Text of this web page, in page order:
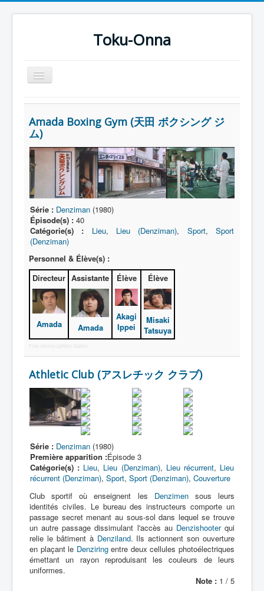
Toku-Onna
Basculer
la
Accueil
Toku-Actrices
Toku-Critiques
Séries
Films
COSAA
Dessins
Artiste Asperger
Lexique
Denshi sentai Denziman (電子 戦
隊 デンジマン) = Escadron
électronique Denziman
Lieux
Épisodes
Chronologie
Références
Fanservice
Tous
Récurrents
Armée
Amada Boxing Gym (天田 ボクシング ジ
ム)
Série : Denziman (1980)
Épisode(s) : 40
Catégorie(s) :
Lieu, Lieu (Denziman), Sport,Sport
(Denziman)
Personnel & Élève(s) :
Directeur
Amada
Assistante
Amada
Élève
Akagi
Ippei
Élève
Misaki
Tatsuya
Athletic Club (アスレチック クラブ)
Série : Denziman (1980)
Première apparition :Épisode 3
Catégorie(s) : Lieu, Lieu (Denziman), Lieu récurrent, Lieu
récurrent (Denziman), Sport, Sport (Denziman), Couverture
Club sportif où enseignent les Denzimensous leurs
identités civiles. Le bureau des instructeurs comporte un
passage secret menant au sous-sol dans lequel se trouve
un autre passage dissimulant l'accès au Denzishooterqui
relie le bâtiment à Denziland. Ils actionnent son ouverture
en plaçant le Denziringentre deux cellules photoélectriques
émettant un rayon reproduisant les couleurs de leurs
uniformes.
Note : 1 / 5